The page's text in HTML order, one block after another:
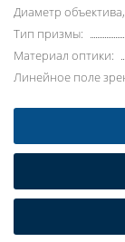
Диаметр
Тип призмы:
Материал оптики:
Линейное поле